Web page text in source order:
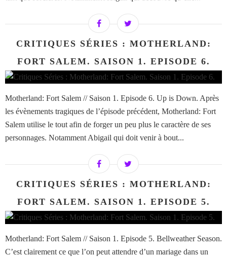
CRITIQUES SÉRIES : MOTHERLAND:
FORT SALEM. SAISON 1. EPISODE 6.
Motherland: Fort Salem // Saison 1. Episode 6. Up is Down. Après
les évènements tragiques de l’épisode précédent, Motherland: Fort
Salem utilise le tout afin de forger un peu plus le caractère de ses
personnages. Notamment Abigail qui doit venir à bout...
CRITIQUES SÉRIES : MOTHERLAND:
FORT SALEM. SAISON 1. EPISODE 5.
Motherland: Fort Salem // Saison 1. Episode 5. Bellweather Season.
C’est clairement ce que l’on peut attendre d’un mariage dans un